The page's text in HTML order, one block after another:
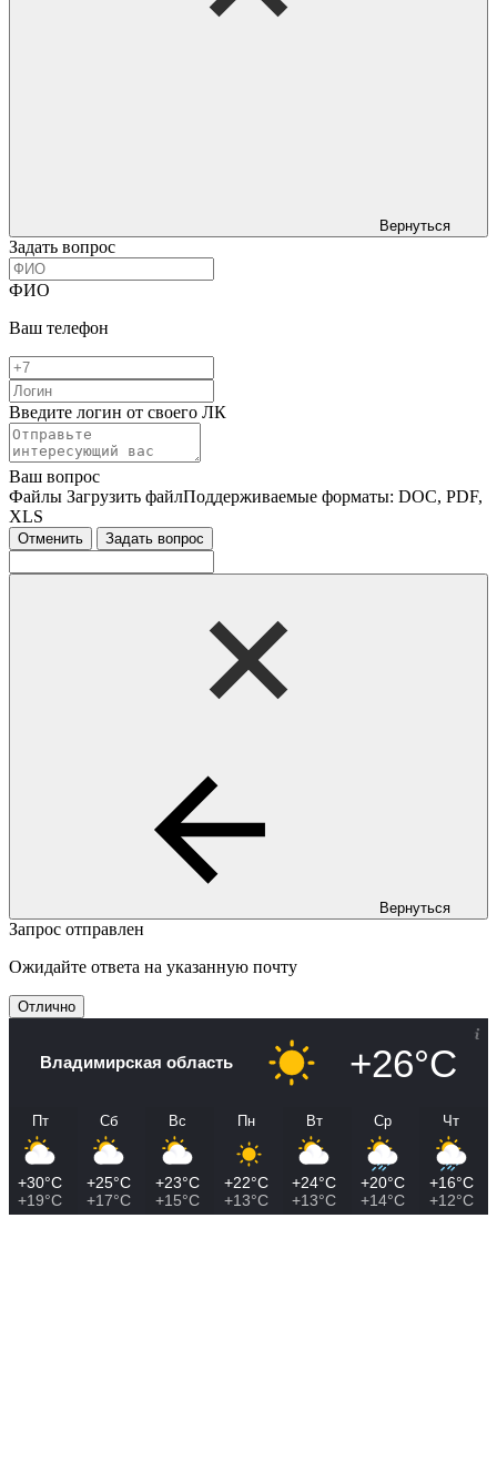
Вернуться
Задать вопрос
ФИО
Ваш телефон
Введите логин от своего ЛК
Ваш вопрос
Файлы Загрузить файлПоддерживаемые форматы: DOC, PDF,
XLS
Отменить Задать вопрос
Вернуться
Запрос отправлен
Ожидайте ответа на указанную почту
Отлично
Владимирская область +26°C
Пт
+30°C
+19°C
Сб
+25°C
+17°C
Вс
+23°C
+15°C
Пн
+22°C
+13°C
Вт
+24°C
+13°C
Ср
+20°C
+14°C
Чт
+16°C
+12°C